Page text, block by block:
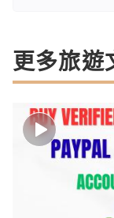
更多旅遊